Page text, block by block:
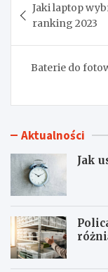
wpisu
Jaki laptop
ranking 2023
Baterie do
Aktualności
Jak